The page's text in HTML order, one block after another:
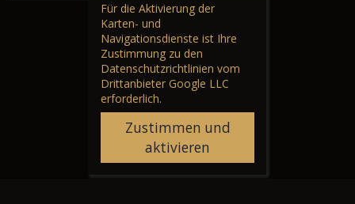
Für die Aktivierung der
Karten- und
Navigationsdienste ist Ihre
Zustimmung zu den
Datenschutzrichtlinien vom
Drittanbieter Google LLC
erforderlich.
Zustimmen und
aktivieren